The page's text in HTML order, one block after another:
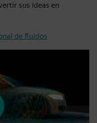
sus ideas en
de fluidos